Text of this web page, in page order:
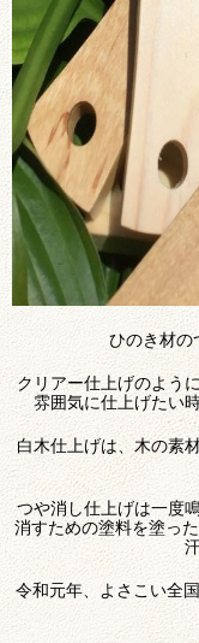
ひのき材の
クリアー仕上げのよう
雰囲気に仕上げたい
白木仕上げは、木の素
つや消し仕上げは一度
消すための塗料を塗っ
令和元年、よさこい全